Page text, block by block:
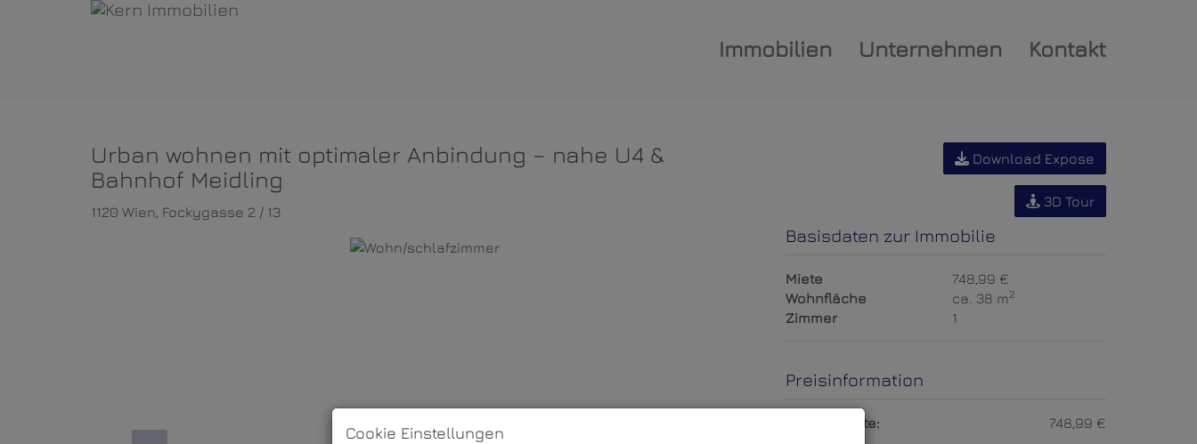
Immobilien Unternehmen Kontakt
Urban wohnen mit optimaler Anbindung – nahe U4 &
Bahnhof Meidling
1120 Wien , Fockygasse 2 / 13
Download Expose
3D Tour
Basisdaten zur Immobilie
Miete
748,99 €
Wohnfläche
ca. 38 m2
Zimmer 1
Preisinformation
Gesamtmiete:
748,99 €
Cookie Einstellungen